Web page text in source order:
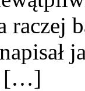
raczej
[…]